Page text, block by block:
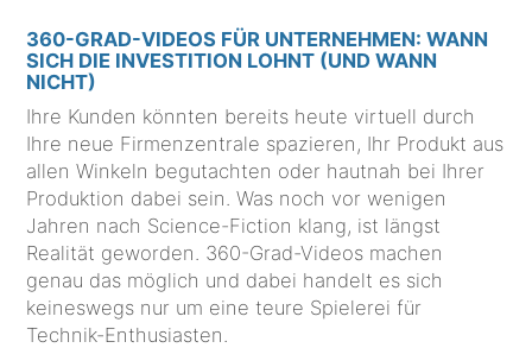
360-GRAD-VIDEOS FÜR UNTERNEHMEN: WANN
SICH DIE INVESTITION LOHNT (UND WANN
NICHT)
Ihre Kunden könnten bereits heute virtuell durch
Ihre neue Firmenzentrale spazieren, Ihr Produkt aus
allen Winkeln begutachten oder hautnah bei Ihrer
Produktion dabei sein. Was noch vor wenigen
Jahren nach Science-Fiction klang, ist längst
Realität geworden. 360-Grad-Videos machen
genau das möglich und dabei handelt es sich
keineswegs nur um eine teure Spielerei für
Technik-Enthusiasten.